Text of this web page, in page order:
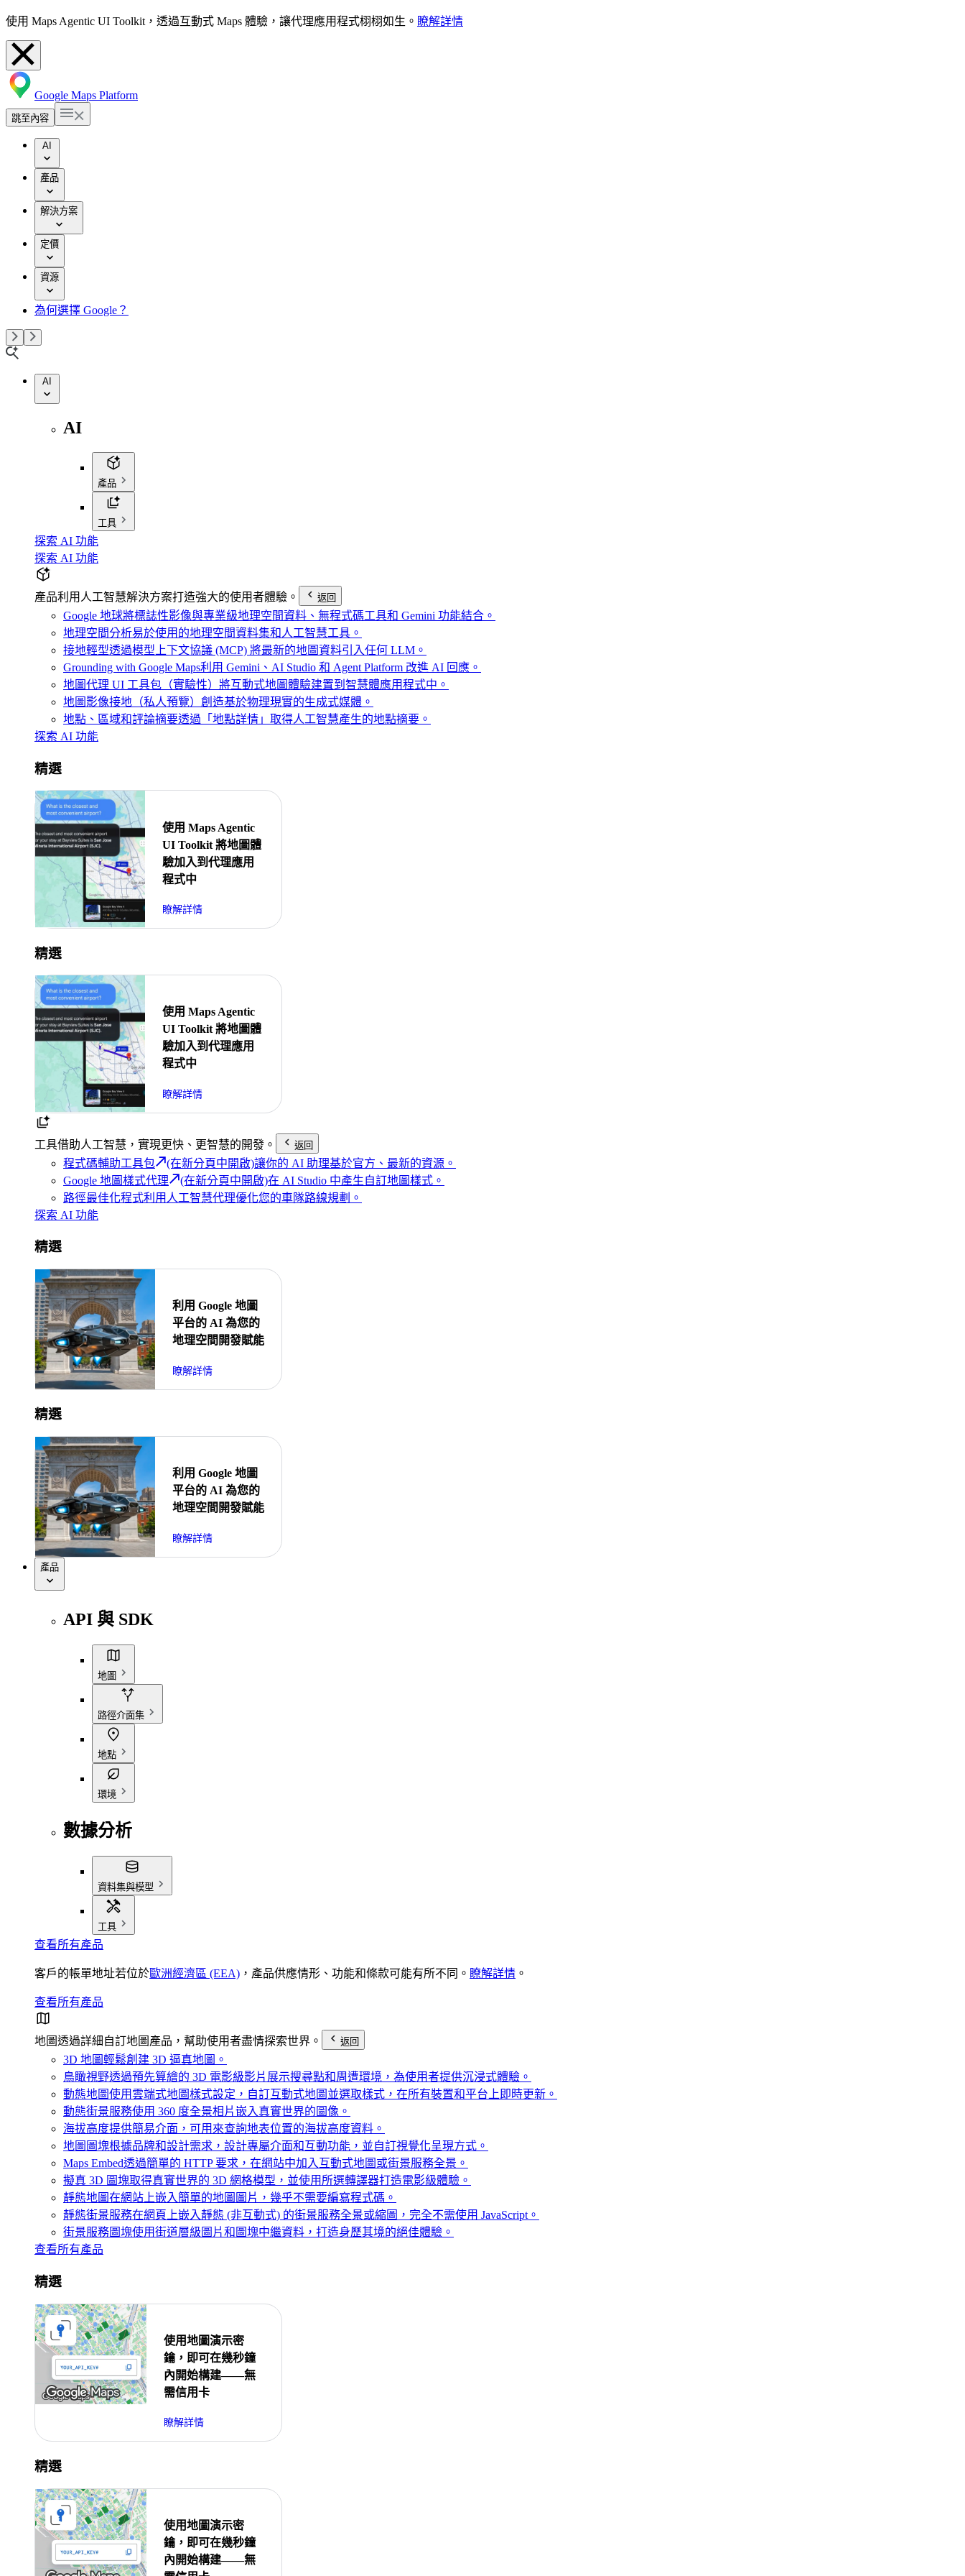
使用 Maps Agentic UI Toolkit，透過互動式 Maps 體驗，讓代理應用程式栩栩如生。 瞭解詳情
Google Maps Platform
跳至內容
AI
產品
解決方案
定價
資源
為何選擇 Google？
AI
AI
產品
工具
探索 AI 功能
探索 AI 功能
產品利用人工智慧解決方案打造強大的使用者體驗。 返回
Google 地球將標誌性影像與專業級地理空間資料、無程式碼工具和 Gemini 功能結合。
地理空間分析易於使用的地理空間資料集和人工智慧工具。
接地輕型透過模型上下文協議 (MCP) 將最新的地圖資料引入任何 LLM。
Grounding with Google Maps利用 Gemini、AI Studio 和 Agent Platform 改進 AI 回應。
地圖代理 UI 工具包（實驗性） 將互動式地圖體驗建置到智慧體應用程式中。
地圖影像接地（私人預覽） 創造基於物理現實的生成式媒體。
地點、區域和評論摘要透過「地點詳情」取得人工智慧產生的地點摘要。
探索 AI 功能
精選
使用 Maps Agentic
UI Toolkit 將地圖體
驗加入到代理應用
程式中
瞭解詳情
精選
使用 Maps Agentic
UI Toolkit 將地圖體
驗加入到代理應用
程式中
瞭解詳情
工具借助人工智慧，實現更快、更智慧的開發。 返回
程式碼輔助工具包 (在新分頁中開啟)讓你的 AI 助理基於官方、最新的資源。
Google 地圖樣式代理
(在新分頁中開啟)在 AI Studio 中產生自訂地圖樣式。
路徑最佳化程式利用人工智慧代理優化您的車隊路線規劃。
探索 AI 功能
精選
利用 Google 地圖
平台的 AI 為您的
地理空間開發賦能
瞭解詳情
精選
利用 Google 地圖
平台的 AI 為您的
地理空間開發賦能
瞭解詳情
產品
API 與 SDK
地圖
路徑介面集
地點
環境
數據分析
資料集與模型
工具
查看所有產品
客戶的帳單地址若位於歐洲經濟區 (EEA) ，產品供應情形、功能和條款可能有所不同。 瞭解詳情 。
查看所有產品
地圖透過詳細自訂地圖產品，幫助使用者盡情探索世界。 返回
3D 地圖輕鬆創建 3D 逼真地圖。
鳥瞰視野透過預先算繪的 3D 電影級影片展示搜尋點和周遭環境，為使用者提供沉浸式體驗。
動態地圖使用雲端式地圖樣式設定，自訂互動式地圖並選取樣式，在所有裝置和平台上即時更新。
動態街景服務使用 360 度全景相片嵌入真實世界的圖像。
海拔高度提供簡易介面，可用來查詢地表位置的海拔高度資料。
地圖圖塊根據品牌和設計需求，設計專屬介面和互動功能，並自訂視覺化呈現方式。
Maps Embed透過簡單的 HTTP 要求，在網站中加入互動式地圖或街景服務全景。
擬真 3D 圖塊取得真實世界的 3D 網格模型，並使用所選轉譯器打造電影級體驗。
靜態地圖在網站上嵌入簡單的地圖圖片，幾乎不需要編寫程式碼。
靜態街景服務在網頁上嵌入靜態 (非互動式) 的街景服務全景或縮圖，完全不需使用 JavaScript。
街景服務圖塊使用街道層級圖片和圖塊中繼資料，打造身歷其境的絕佳體驗。
查看所有產品
精選
使用地圖演示密
鑰，即可在幾秒鐘
內開始構建——無
需信用卡
瞭解詳情
精選
使用地圖演示密
鑰，即可在幾秒鐘
內開始構建——無